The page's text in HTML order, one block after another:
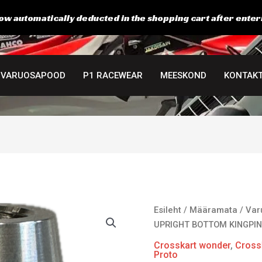
VARUOSAPOOD P1 RACEWEAR MEESKOND
Esileht / Määramata /
UPRIGHT BOTTOM
Crosskart wonder,
Proto
FRONT
UPRIGHT
BOTTOM
KINGPIN
automatically deducted in the shopping cart after